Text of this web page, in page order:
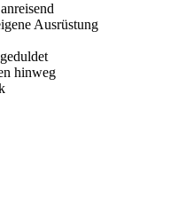
Ausrüstung
hinweg